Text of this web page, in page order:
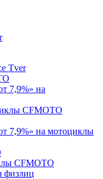
Tver
7,9%» на
CFMOTO
7,9%» на мотоциклы
CFMOTO
физлиц